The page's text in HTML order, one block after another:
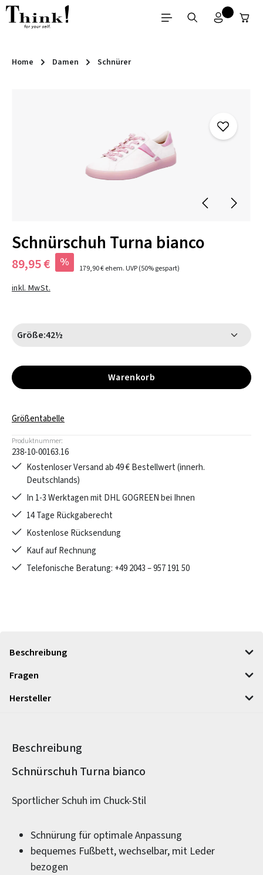
Zum Hauptinhalt springen
Home Damen Schnürer
Schnürschuh Turna bianco
89,95 € % 179,90 €ehem. UVP(50% gespart)
inkl. MwSt.
Größe:42½
Warenkorb
Größentabelle
Produktnummer:
238-10-00163.16
Kostenloser Versand ab 49 € Bestellwert (innerh.
Deutschlands)
In 1-3 Werktagen mit DHL GOGREEN bei Ihnen
14 Tage Rückgaberecht
Kostenlose Rücksendung
Kauf auf Rechnung
Telefonische Beratung: +49 2043 – 957 191 50
Beschreibung
Fragen
Hersteller
Beschreibung
Produktinformationen
Schnürschuh Turna bianco
Sportlicher Schuh im Chuck-Stil
Schnürung für optimale Anpassung
bequemes Fußbett, wechselbar, mit Leder
bezogen